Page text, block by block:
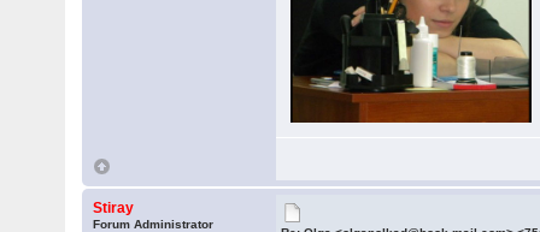
Stiray
Forum Administrator